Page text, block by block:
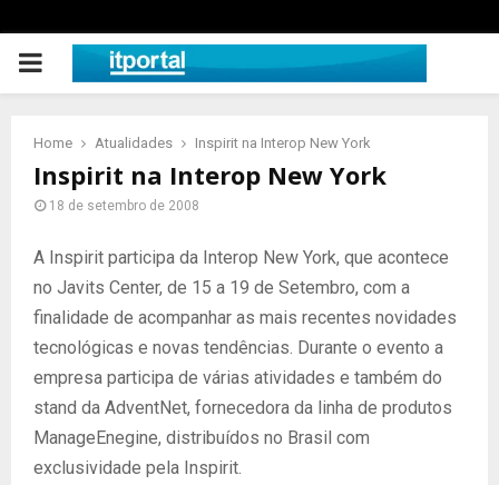
PRIMARY
Home Atualidades Inspirit na Interop New York
Inspirit na Interop New York
18 de setembro de 2008
A Inspirit participa da Interop New York, que acontece
no Javits Center, de 15 a 19 de Setembro, com a
finalidade de acompanhar as mais recentes novidades
tecnológicas e novas tendências. Durante o evento a
empresa participa de várias atividades e também do
stand da AdventNet, fornecedora da linha de produtos
ManageEnegine, distribuídos no Brasil com
exclusividade pela Inspirit.